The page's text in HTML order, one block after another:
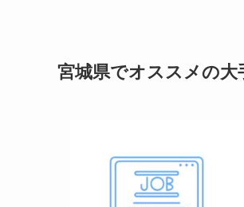
宮城県でオススメの